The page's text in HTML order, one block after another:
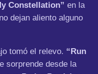
Constellation” en la
dejan aliento alguno
tomó el relevo. “Run
sorprende desde la